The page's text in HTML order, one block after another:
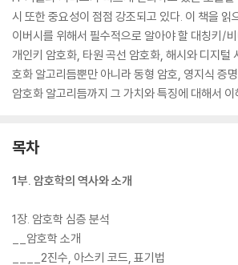
시 또한 중요성이 점점 강조되고 있다. 이 책을 읽
이버시를 위해서 필수적으로 알아야 할 대칭키/
개인키 암호화, 타원 곡선 암호화, 해시와 디지털
호화 알고리듬뿐만 아니라 동형 암호, 영지식 증
암호화 알고리듬까지 그 가치와 특징에 대해서
목차
1부. 암호학의 역사와 소개
1장. 암호학 심층 분석
__암호학 소개
____2진수, 아스키 코드, 표기법